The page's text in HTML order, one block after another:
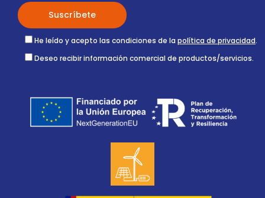
He leído y acepto las condiciones de la política de privacidad.
Deseo recibir información comercial de productos/servicios.